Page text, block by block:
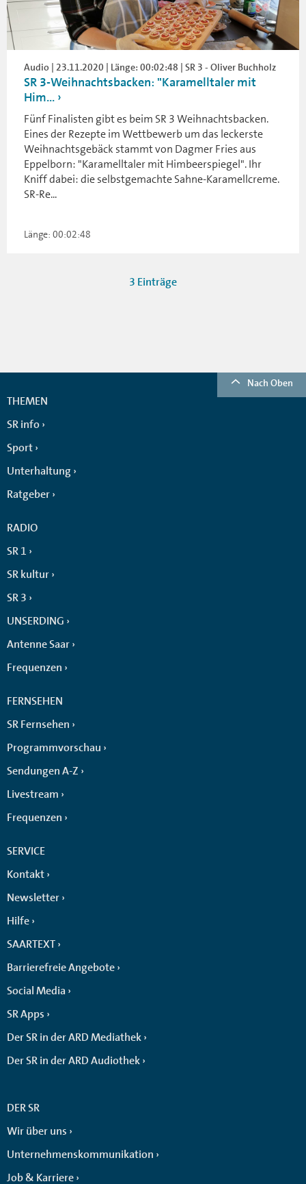
Audio | 23.11.2020 | Länge: 00:02:48 | SR 3 - Oliver Buchholz
SR 3-Weihnachtsbacken: "Karamelltaler mit
Him...
Fünf Finalisten gibt es beim SR 3 Weihnachtsbacken.
Eines der Rezepte im Wettbewerb um das leckerste
Weihnachtsgebäck stammt von Dagmer Fries aus
Eppelborn: "Karamelltaler mit Himbeerspiegel". Ihr
Kniff dabei: die selbstgemachte Sahne-Karamellcreme.
SR-Re...
Länge: 00:02:48
3 Einträge
Nach Oben
THEMEN
SR info
Sport
Unterhaltung
Ratgeber
RADIO
SR 1
SR kultur
SR 3
UNSERDING
Antenne Saar
Frequenzen
FERNSEHEN
SR Fernsehen
Programmvorschau
Sendungen A-Z
Livestream
Frequenzen
SERVICE
Kontakt
Newsletter
Hilfe
SAARTEXT
Barrierefreie Angebote
Social Media
SR Apps
Der SR in der ARD Mediathek
Der SR in der ARD Audiothek
DER SR
Wir über uns
Unternehmenskommunikation
Job & Karriere